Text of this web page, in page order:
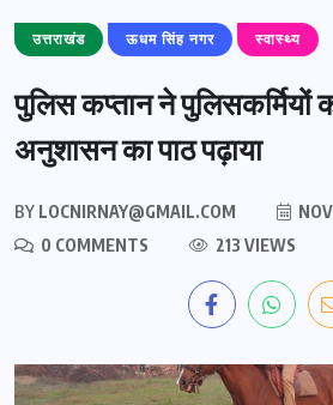
उत्तराखंड ऊधम सिंह नगर स्वास्थ्य
पुलिस कप्तान ने
अनुशासन का पाठ पढ़ाया
BY LOCNIRNAY@GMAIL.COM
0 COMMENTS
213 VIEWS